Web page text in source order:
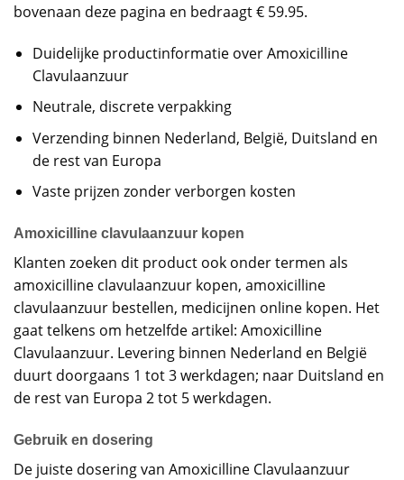
bovenaan deze pagina en bedraagt € 59.95.
Duidelijke productinformatie over Amoxicilline
Clavulaanzuur
Neutrale, discrete verpakking
Verzending binnen Nederland, België, Duitsland en
de rest van Europa
Vaste prijzen zonder verborgen kosten
Amoxicilline clavulaanzuur kopen
Klanten zoeken dit product ook onder termen als
amoxicilline clavulaanzuur kopen, amoxicilline
clavulaanzuur bestellen, medicijnen online kopen. Het
gaat telkens om hetzelfde artikel: Amoxicilline
Clavulaanzuur. Levering binnen Nederland en België
duurt doorgaans 1 tot 3 werkdagen; naar Duitsland en
de rest van Europa 2 tot 5 werkdagen.
Gebruik en dosering
De juiste dosering van Amoxicilline Clavulaanzuur